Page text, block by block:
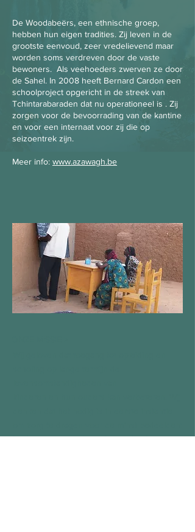
De Woodabeërs, een ethnische groep,
hebben hun eigen tradities. Zij leven in de
grootste eenvoud, zeer vredelievend maar
worden soms verdreven door de vaste
bewoners. Als veehoeders zwerven ze door
de Sahel. In 2008 heeft Bernard Cardon een
schoolproject opgericht in de streek van
Tchintarabaraden dat nu operationeel is . Zij
zorgen voor de bevoorrading van de kantine
en voor een internaat voor zij die op
seizoentrek zijn.
Meer info: www.azawagh.be
kinderen met een beperking, of ziek,